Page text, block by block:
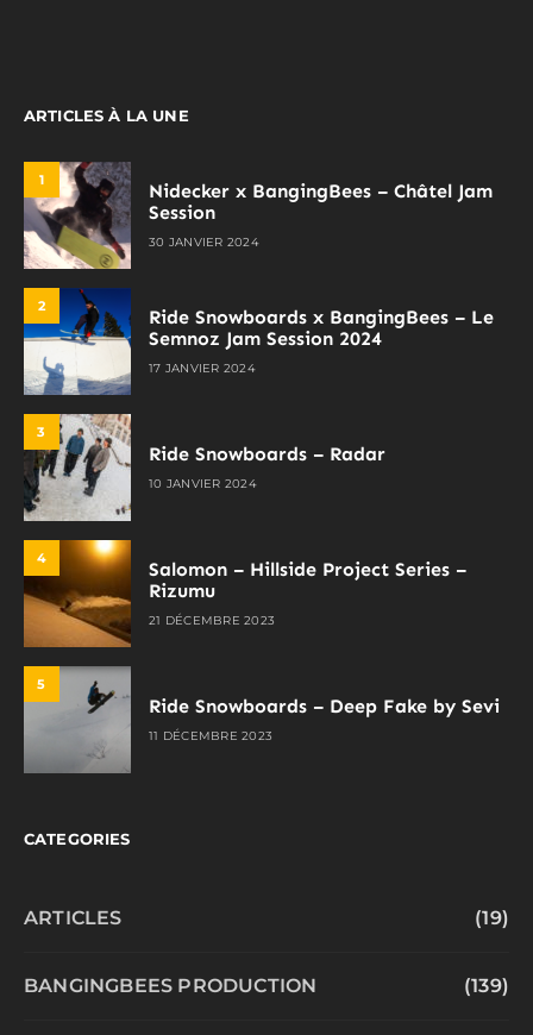
ARTICLES À LA UNE
1
Nidecker x BangingBees – Châtel Jam
Session
30 JANVIER 2024
2
Ride Snowboards x BangingBees – Le
Semnoz Jam Session 2024
17 JANVIER 2024
3
Ride Snowboards – Radar
10 JANVIER 2024
4
Salomon – Hillside Project Series –
Rizumu
21 DÉCEMBRE 2023
5
Ride Snowboards – Deep Fake by Sevi
11 DÉCEMBRE 2023
CATEGORIES
ARTICLES (19)
BANGINGBEES PRODUCTION (139)